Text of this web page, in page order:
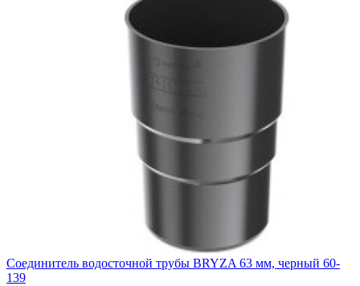
Соединитель водосточной трубы BRYZA 63 мм, черный 60-
139